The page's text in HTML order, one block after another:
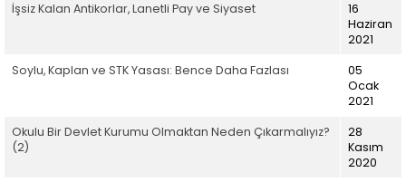
İşsiz Kalan Antikorlar, Lanetli Pay ve Siyaset
16
Haziran
2021
Soylu, Kaplan ve STK Yasası: Bence Daha Fazlası
05
Ocak
2021
Okulu Bir Devlet Kurumu Olmaktan Neden Çıkarmalıyız?
(2)
28
Kasım
2020